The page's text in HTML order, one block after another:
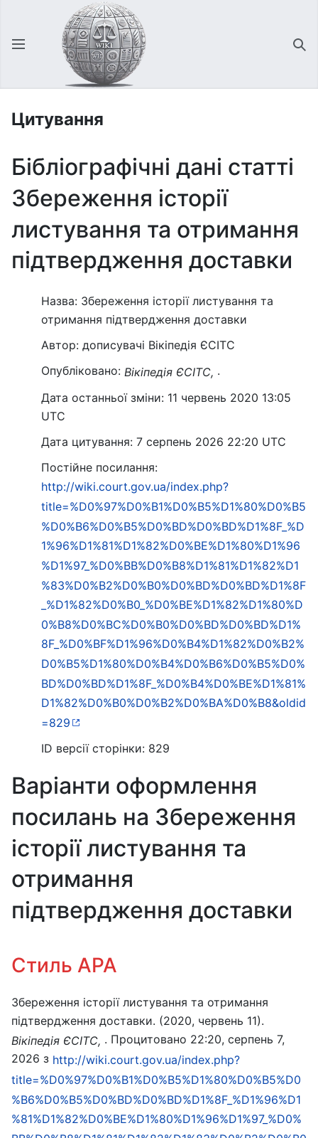
Відкрити головне меню
Цитування
Бібліографічні дані статті
Збереження історії
листування та отримання
підтвердження доставки
Назва: Збереження історії листування та
отримання підтвердження доставки
Автор: дописувачі Вікіпедія ЄСІТС
Опубліковано: Вікіпедія ЄСІТС, .
Дата останньої зміни: 11 червень 2020 13:05
UTC
Дата цитування: 7 серпень 2026 22:20 UTC
Постійне посилання:
http://wiki.court.gov.ua/index.php?
title=%D0%97%D0%B1%D0%B5%D1%80%D0%B5
%D0%B6%D0%B5%D0%BD%D0%BD%D1%8F_%D
1%96%D1%81%D1%82%D0%BE%D1%80%D1%96
%D1%97_%D0%BB%D0%B8%D1%81%D1%82%D1
%83%D0%B2%D0%B0%D0%BD%D0%BD%D1%8F
_%D1%82%D0%B0_%D0%BE%D1%82%D1%80%D
0%B8%D0%BC%D0%B0%D0%BD%D0%BD%D1%
8F_%D0%BF%D1%96%D0%B4%D1%82%D0%B2%
D0%B5%D1%80%D0%B4%D0%B6%D0%B5%D0%
BD%D0%BD%D1%8F_%D0%B4%D0%BE%D1%81%
D1%82%D0%B0%D0%B2%D0%BA%D0%B8&oldid
=829
ID версії сторінки: 829
Варіанти оформлення
посилань на Збереження
історії листування та
отримання
підтвердження доставки
Стиль APA
Збереження історії листування та отримання
підтвердження доставки. (2020, червень 11).
Вікіпедія ЄСІТС, . Процитовано 22:20, серпень 7,
2026 з http://wiki.court.gov.ua/index.php?
title=%D0%97%D0%B1%D0%B5%D1%80%D0%B5%D0
%B6%D0%B5%D0%BD%D0%BD%D1%8F_%D1%96%D1
%81%D1%82%D0%BE%D1%80%D1%96%D1%97_%D0%